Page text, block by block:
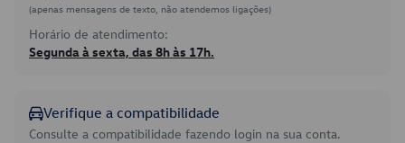
(apenas mensagens de texto, não atendemos ligações)
Horário de atendimento:
Segunda à sexta, das 8h às 17h.
Verifique a compatibilidade
Consulte a compatibilidade fazendo login na sua conta.